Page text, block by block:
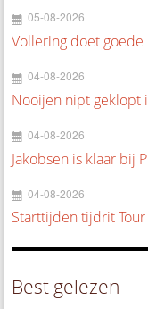
05-08-2026
Vollering doet
04-08-2026
Nooijen nipt geklopt
04-08-2026
Jakobsen is klaar bij
04-08-2026
Starttijden tijdrit
Best gelezen